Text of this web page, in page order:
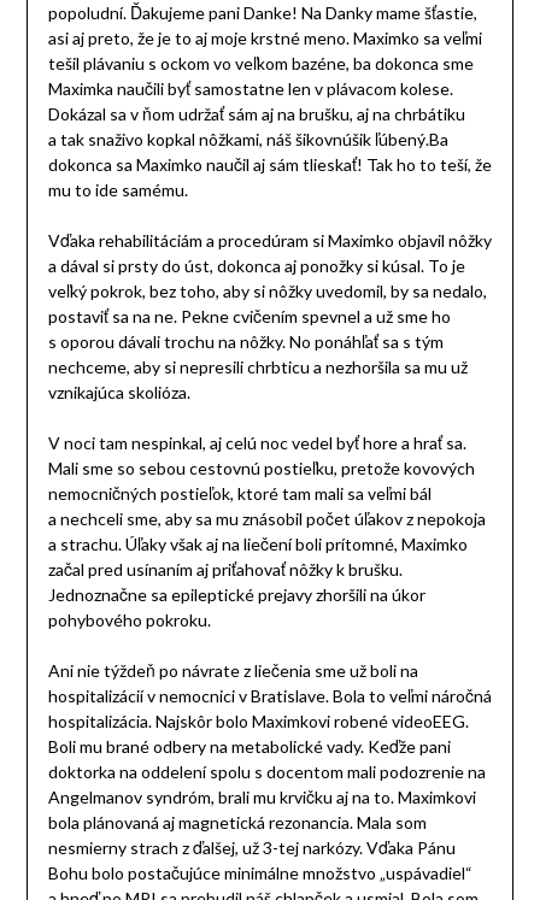
popoludní. Ďakujeme pani Danke! Na Danky mame šťastie,
asi aj preto, že je to aj moje krstné meno. Maximko sa veľmi
tešil plávaniu s ockom vo veľkom bazéne, ba dokonca sme
Maximka naučili byť samostatne len v plávacom kolese.
Dokázal sa v ňom udržať sám aj na brušku, aj na chrbátiku
a tak snaživo kopkal nôžkami, náš šikovnúšik ľúbený.Ba
dokonca sa Maximko naučil aj sám tlieskať! Tak ho to teší, že
mu to ide samému.
Vďaka rehabilitáciám a procedúram si Maximko objavil nôžky
a dával si prsty do úst, dokonca aj ponožky si kúsal. To je
veľký pokrok, bez toho, aby si nôžky uvedomil, by sa nedalo,
postaviť sa na ne. Pekne cvičením spevnel a už sme ho
s oporou dávali trochu na nôžky. No ponáhľať sa s tým
nechceme, aby si nepresili chrbticu a nezhoršila sa mu už
vznikajúca skolióza.
V noci tam nespinkal, aj celú noc vedel byť hore a hrať sa.
Mali sme so sebou cestovnú postieľku, pretože kovových
nemocničných postieľok, ktoré tam mali sa veľmi bál
a nechceli sme, aby sa mu znásobil počet úľakov z nepokoja
a strachu. Úľaky však aj na liečení boli prítomné, Maximko
začal pred usínaním aj priťahovať nôžky k brušku.
Jednoznačne sa epileptické prejavy zhoršili na úkor
pohybového pokroku.
Ani nie týždeň po návrate z liečenia sme už boli na
hospitalizácií v nemocnici v Bratislave. Bola to veľmi náročná
hospitalizácia. Najskôr bolo Maximkovi robené videoEEG.
Boli mu brané odbery na metabolické vady. Keďže pani
doktorka na oddelení spolu s docentom mali podozrenie na
Angelmanov syndróm, brali mu krvičku aj na to. Maximkovi
bola plánovaná aj magnetická rezonancia. Mala som
nesmierny strach z ďalšej, už 3-tej narkózy. Vďaka Pánu
Bohu bolo postačujúce minimálne množstvo „uspávadiel“